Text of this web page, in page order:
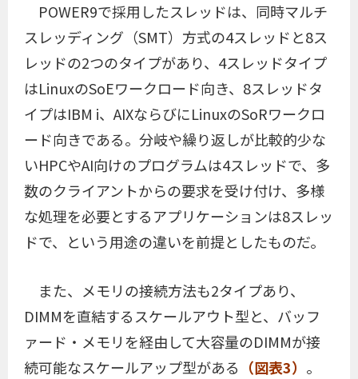
POWER9で採用したスレッドは、同時マルチ
スレッディング（SMT）方式の4スレッドと8ス
レッドの2つのタイプがあり、4スレッドタイプ
はLinuxのSoEワークロード向き、8スレッドタ
イプはIBM i、AIXならびにLinuxのSoRワークロ
ード向きである。分岐や繰り返しが比較的少な
いHPCやAI向けのプログラムは4スレッドで、多
数のクライアントからの要求を受け付け、多様
な処理を必要とするアプリケーションは8スレッ
ドで、という用途の違いを前提としたものだ。
また、メモリの接続方法も2タイプあり、
DIMMを直結するスケールアウト型と、バッフ
ァード・メモリを経由して大容量のDIMMが接
続可能なスケールアップ型がある （図表3） 。